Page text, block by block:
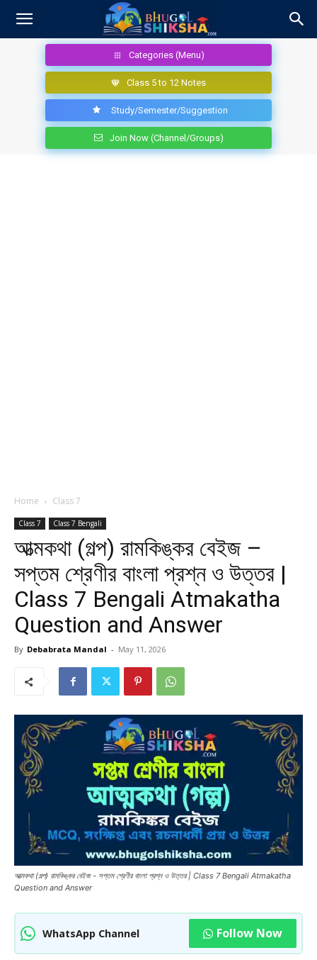
Categories (Menu)
Class 5 to 12 Notes
Study/Semester/Suggestion
Join Now (Channel/Groups)
Home Class 7
Class 7 Class 7 Bengali
আত্মকথা (গল্প) রামকিঙ্কর বেইজ –
সপ্তম শ্রেণীর বাংলা প্রশ্ন ও উত্তর |
Class 7 Bengali Atmakatha
Question and Answer
By Debabrata Mandal - May 11, 2026
আত্মকথা (গল্প) রামকিঙ্কর বেইজ - সপ্তম শ্রেণীর বাংলা প্রশ্ন ও উত্তর | Class 7 Bengali Atmakatha
Question and Answer
WhatsApp Channel Follow Now